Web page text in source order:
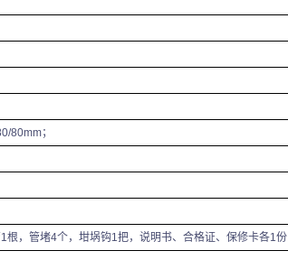
80mm；
1根，管堵4个，坩埚钩1把，说明书、合格证、保修卡各1份